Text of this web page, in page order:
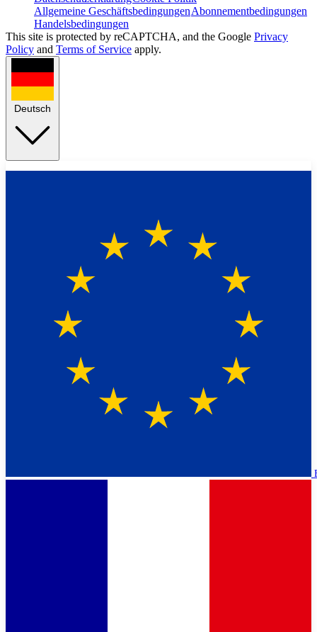
Allgemeine GeschäftsbedingungenAbonnementbedingungen
Handelsbedingungen
This site is protected by reCAPTCHA, and the Google Privacy
Policy and Terms of Service apply.
Deutsch